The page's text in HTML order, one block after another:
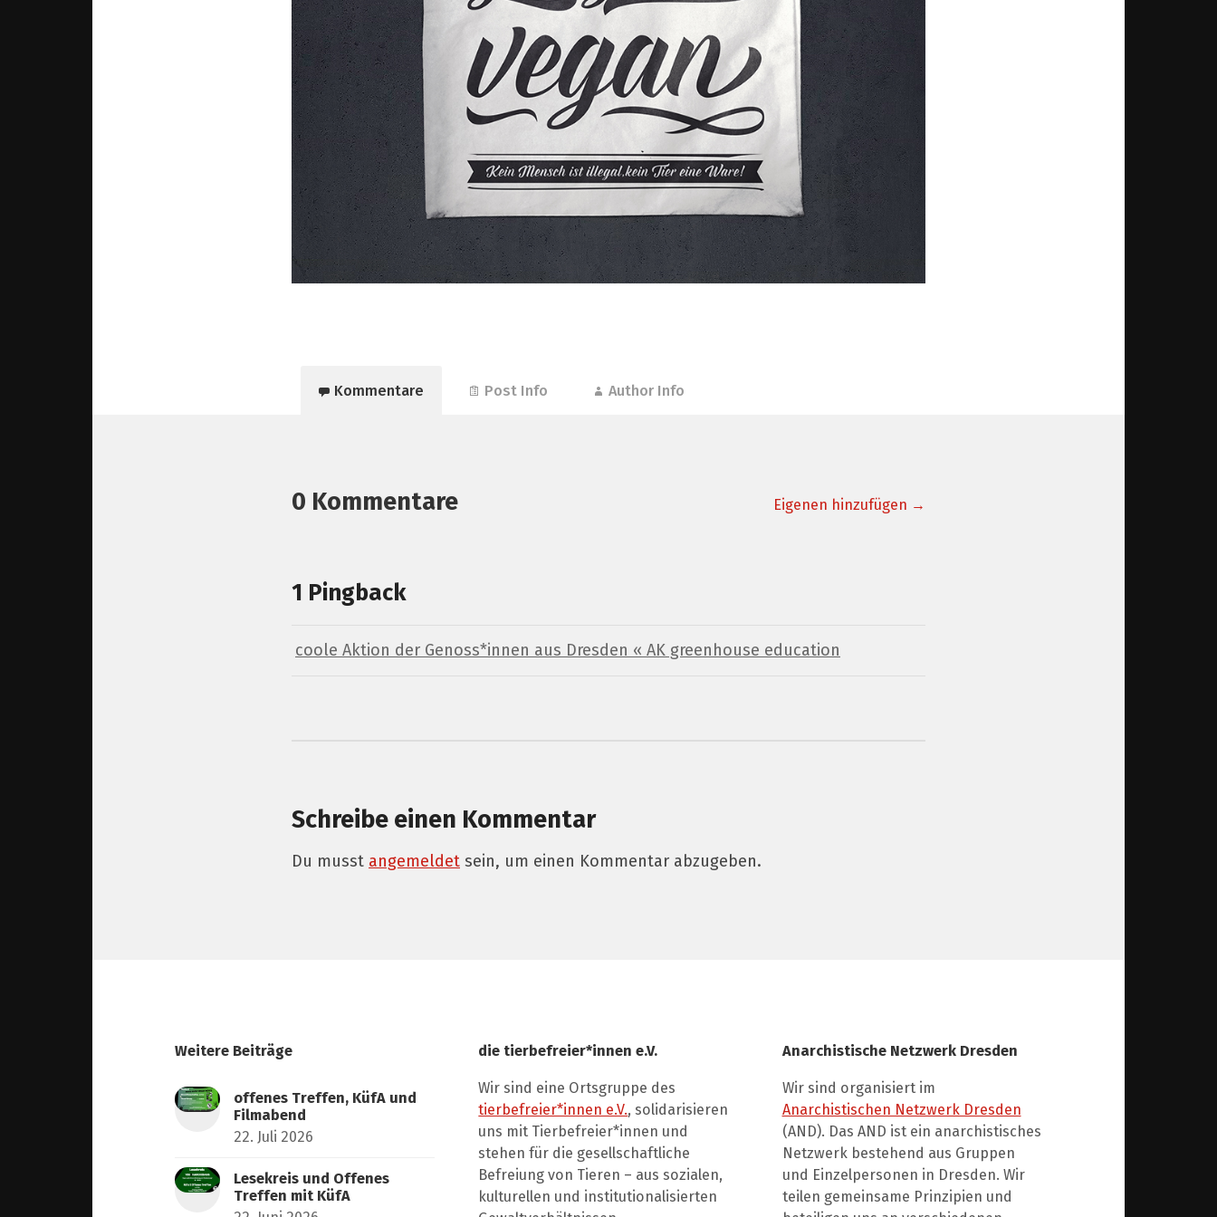
Kommentare Post Info Author Info
0 Kommentare Eigenen hinzufügen →
1 Pingback
coole Aktion der Genoss*innen aus Dresden « AK greenhouse education
Schreibe einen Kommentar
Du musst angemeldet sein, um einen Kommentar abzugeben.
Weitere Beiträge
offenes Treffen, KüfA und
Filmabend
22. Juli 2026
Lesekreis und Offenes
Treffen mit KüfA
die tierbefreier*innen e.V.
Wir sind eine Ortsgruppe des
tierbefreier*innen e.V., solidarisieren
uns mit Tierbefreier*innen und
stehen für die gesellschaftliche
Befreiung von Tieren – aus sozialen,
kulturellen und institutionalisierten
Anarchistische Netzwerk Dresden
Wir sind organisiert im
Anarchistischen Netzwerk Dresden
(AND). Das AND ist ein anarchistisches
Netzwerk bestehend aus Gruppen
und Einzelpersonen in Dresden. Wir
teilen gemeinsame Prinzipien und